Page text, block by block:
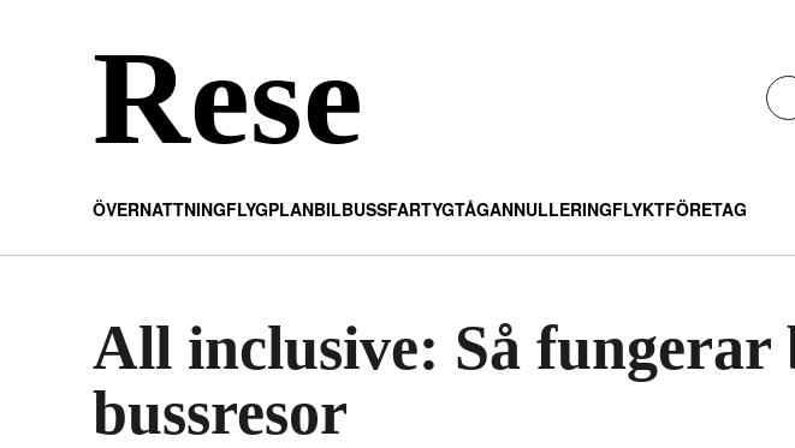
Rese
ÖVERNATTNINGFLYGPLANBILBUSSFARTYGTÅGANNULLERINGFLYKTFÖRETAG
All inclusive: Så fungerar
bussresor